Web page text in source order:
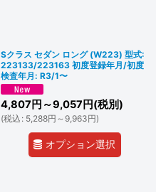
Sクラス セダン ロング (W223) 型式:
223133/223163 初度登録年月/初度
検査年月: R3/1〜
4,807 円 ～9,057 円(税別)
(税込 : 5,288円 ～9,963円)
オプション選択